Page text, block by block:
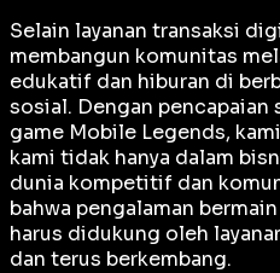
Selain layanan transaksi
membangun komunitas
edukatif dan hiburan di
sosial. Dengan pencapaian
game Mobile Legends,
kami tidak hanya dalam
dunia kompetitif dan
bahwa pengalaman
harus didukung oleh
dan terus berkembang.